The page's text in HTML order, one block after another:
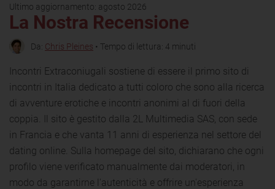
Ultimo aggiornamento: agosto 2026
La Nostra Recensione
Da: Chris Pleines • Tempo di lettura: 4 minuti
Incontri Extraconiugali sostiene di essere il primo sito di
incontri in Italia dedicato a tutti coloro che sono alla ricerca
di avventure erotiche e incontri anonimi al di fuori della
coppia. Il sito è gestito dalla 2L Multimedia SAS, con sede
in Francia e che vanta 11 anni di esperienza nel settore del
dating online. Sulla homepage del sito, dichiarano che ogni
profilo viene verificato manualmente dai moderatori, in
modo da garantirne l'autenticità e offrire un'esperienza